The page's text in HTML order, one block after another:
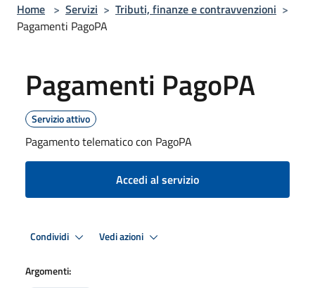
Home > Servizi > Tributi, finanze e contravvenzioni >
Pagamenti PagoPA
Pagamenti PagoPA
Servizio attivo
Pagamento telematico con PagoPA
Accedi al servizio
Condividi Vedi azioni
Argomenti: